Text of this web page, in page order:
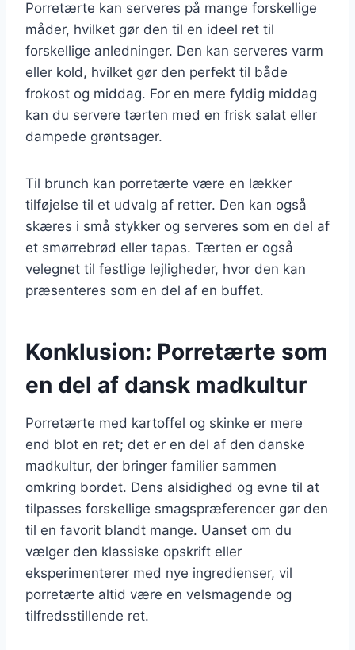
Porretærte kan serveres på mange forskellige
måder, hvilket gør den til en ideel ret til
forskellige anledninger. Den kan serveres varm
eller kold, hvilket gør den perfekt til både
frokost og middag. For en mere fyldig middag
kan du servere tærten med en frisk salat eller
dampede grøntsager.
Til brunch kan porretærte være en lækker
tilføjelse til et udvalg af retter. Den kan også
skæres i små stykker og serveres som en del af
et smørrebrød eller tapas. Tærten er også
velegnet til festlige lejligheder, hvor den kan
præsenteres som en del af en buffet.
Konklusion: Porretærte som
en del af dansk madkultur
Porretærte med kartoffel og skinke er mere
end blot en ret; det er en del af den danske
madkultur, der bringer familier sammen
omkring bordet. Dens alsidighed og evne til at
tilpasses forskellige smagspræferencer gør den
til en favorit blandt mange. Uanset om du
vælger den klassiske opskrift eller
eksperimenterer med nye ingredienser, vil
porretærte altid være en velsmagende og
tilfredsstillende ret.